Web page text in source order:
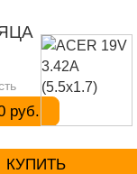
руб.
КУПИТЬ